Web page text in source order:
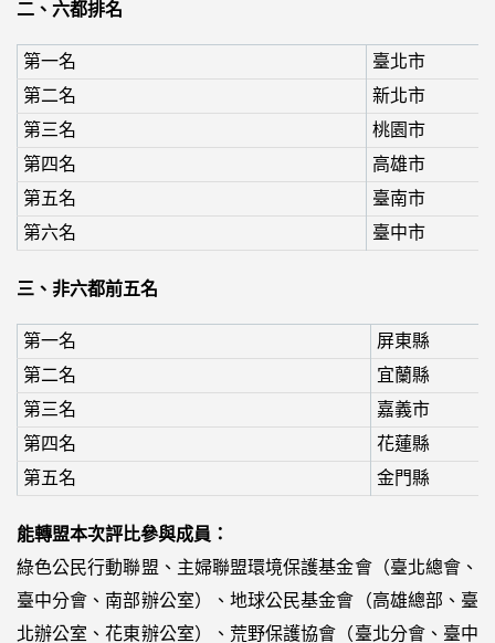
二、六都排名
第一名
臺北市
第二名
新北市
第三名
桃園市
第四名
高雄市
第五名
臺南市
第六名
臺中市
三、非六都前五名
第一名
屏東縣
第二名
宜蘭縣
第三名
嘉義市
第四名
花蓮縣
第五名
金門縣
能轉盟本次評比參與成員：
綠色公民行動聯盟、主婦聯盟環境保護基金會（臺北總會、
臺中分會、南部辦公室）、地球公民基金會（高雄總部、臺
北辦公室、花東辦公室）、荒野保護協會（臺北分會、臺中